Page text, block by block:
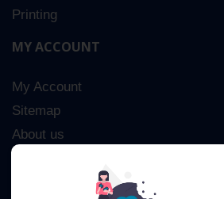
Printing
MY ACCOUNT
My Account
Sitemap
About us